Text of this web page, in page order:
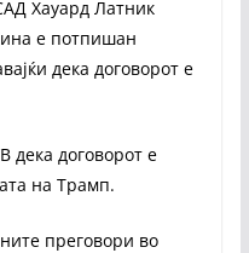
Хауард Латник
е потпишан
дека договорот е
дека договорот е
на Трамп.
преговори во